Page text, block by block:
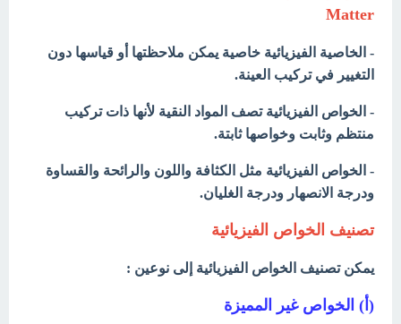
Matter
- الخاصية الفيزيائية خاصية يمكن ملاحظتها أو قياسها دون
التغيير في تركيب العينة.
- الخواص الفيزيائية تصف المواد النقية لأنها ذات تركيب
منتظم وثابت وخواصها ثابتة.
- الخواص الفيزيائية مثل الكثافة واللون والرائحة والقساوة
ودرجة الانصهار ودرجة الغليان.
تصنيف الخواص الفيزيائية
يمكن تصنيف الخواص الفيزيائية إلى نوعين :
(أ) الخواص غير المميزة